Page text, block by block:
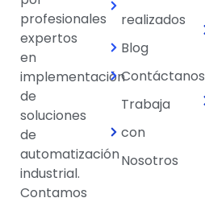
profesionales
expertos
en
implementación
de
soluciones
de
automatización
industrial.
Contamos
realizados
Blog
Contáctanos
Trabaja
con
Nosotros